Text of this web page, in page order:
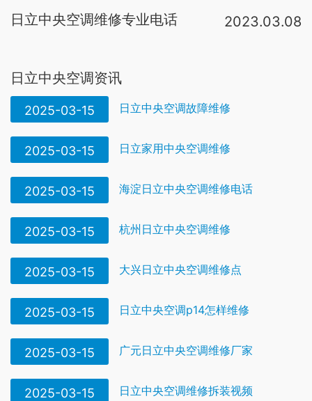
日立中央空调维修专业电话 2023.03.08
日立中央空调资讯
2025-03-15 日立中央空调故障维修
2025-03-15 日立家用中央空调维修
2025-03-15 海淀日立中央空调维修电话
2025-03-15 杭州日立中央空调维修
2025-03-15 大兴日立中央空调维修点
2025-03-15 日立中央空调p14怎样维修
2025-03-15 广元日立中央空调维修厂家
2025-03-15 日立中央空调维修拆装视频